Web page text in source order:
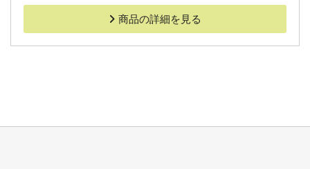
商品の詳細を見る